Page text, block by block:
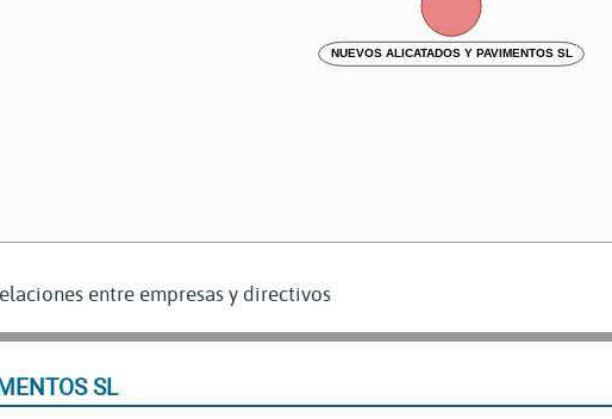
NUEVOS ALICATADOS Y PAVIMENTOS SL
entre empresas y directivos
SL